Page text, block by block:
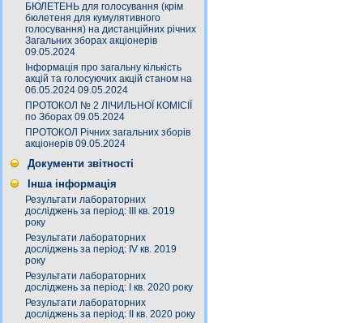
БЮЛЕТЕНЬ для голосування (крім
бюлетеня для кумулятивного
голосування) на дистанційних річних
Загальних зборах акціонерів
09.05.2024
Інформація про загальну кількість
акцій та голосуючих акцій станом на
06.05.2024 09.05.2024
ПРОТОКОЛ № 2 ЛІЧИЛЬНОЇ КОМІСІЇ
по Зборах 09.05.2024
ПРОТОКОЛ Річних загальних зборів
акціонерів 09.05.2024
Документи звітності
Інша інформація
Результати лабораторних
досліджень за період: III кв. 2019
року
Результати лабораторних
досліджень за період: IV кв. 2019
року
Результати лабораторних
досліджень за період: I кв. 2020 року
Результати лабораторних
досліджень за період: ІI кв. 2020 року